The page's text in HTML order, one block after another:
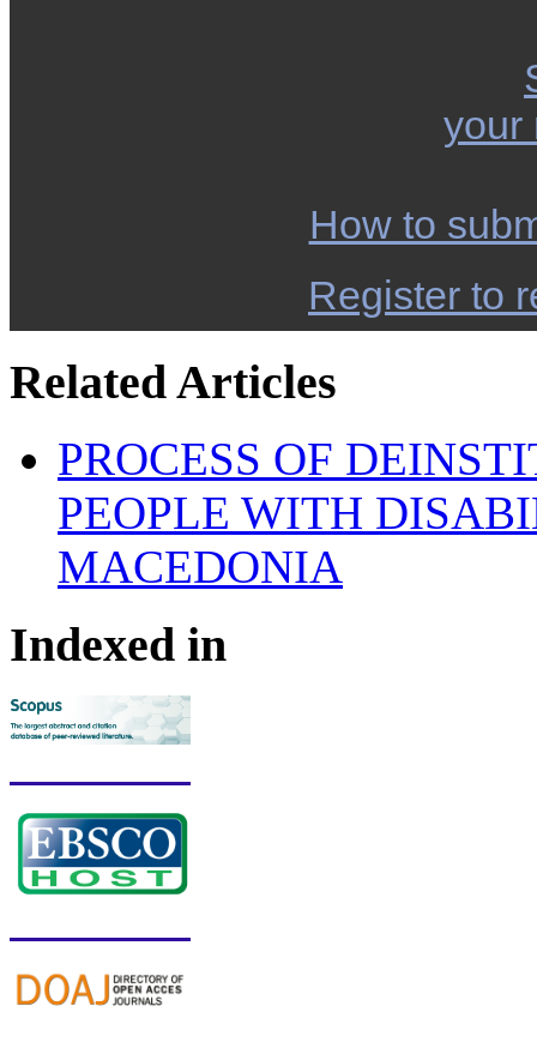
your
How to
Register to
Related Articles
PROCESS OF
PEOPLE WITH
MACEDONIA
Indexed in